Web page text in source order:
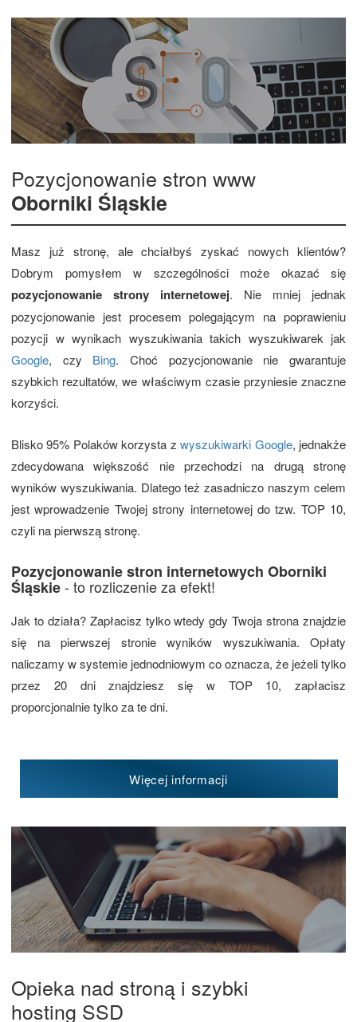
Pozycjonowanie stron www
Oborniki Śląskie
Masz już stronę, ale chciałbyś zyskać nowych klientów?
Dobrym pomysłem w szczególności może okazać się
pozycjonowanie strony internetowej. Nie mniej jednak
pozycjonowanie jest procesem polegającym na poprawieniu
pozycji w wynikach wyszukiwania takich wyszukiwarek jak
Google, czy Bing. Choć pozycjonowanie nie gwarantuje
szybkich rezultatów, we właściwym czasie przyniesie znaczne
korzyści.
Blisko 95% Polaków korzysta zwyszukiwarki Google, jednakże
zdecydowana większość nie przechodzi na drugą stronę
wyników wyszukiwania. Dlatego też zasadniczo naszym celem
jest wprowadzenie Twojej strony internetowej do tzw. TOP 10,
czyli na pierwszą stronę.
Pozycjonowanie stron internetowych Oborniki
Śląskie- to rozliczenie za efekt!
Jak to działa? Zapłacisz tylko wtedy gdy Twoja strona znajdzie
się na pierwszej stronie wyników wyszukiwania. Opłaty
naliczamy w systemie jednodniowym co oznacza, że jeżeli tylko
przez 20 dni znajdziesz się w TOP 10, zapłacisz
proporcjonalnie tylko za te dni.
Więcej informacji
Opieka nad stroną i szybki
hosting SSD